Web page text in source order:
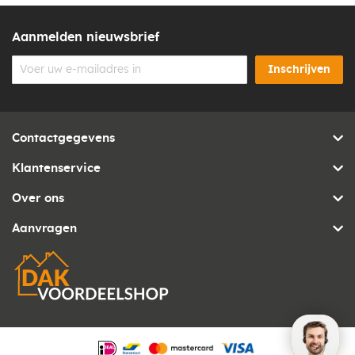
Aanmelden nieuwsbrief
Inschrijven
Contactgegevens
Klantenservice
Over ons
Aanvragen